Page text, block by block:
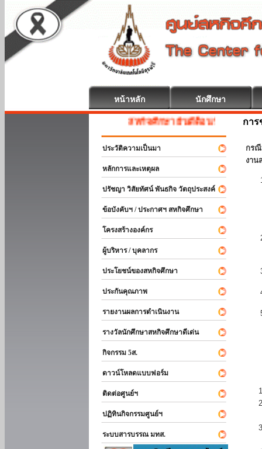
หน้าหลัก นักศึกษา
สหกิจศึกษา ยินดีต้อนรับ
ประวัติความเป็นมา
หลักการและเหตุผล
ปรัชญา วิสัยทัศน์ พันธกิจ วัตถุประสงค์
ข้อบังคับฯ / ประกาศฯ สหกิจศึกษา
โครงสร้างองค์กร
ผู้บริหาร / บุคลากร
ประโยชน์ของสหกิจศึกษา
ประกันคุณภาพ
รายงานผลการดำเนินงาน
รางวัลนักศึกษาสหกิจศึกษาดีเด่น
กิจกรรม 5ส.
ดาวน์โหลดแบบฟอร์ม
ติดต่อศูนย์ฯ
ปฏิทินกิจกรรมศูนย์ฯ
ระบบสารบรรณ มทส.
การ
กรณี
งาน